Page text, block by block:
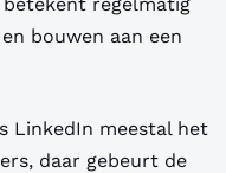
bouwen aan een
LinkedIn meestal het
daar gebeurt de